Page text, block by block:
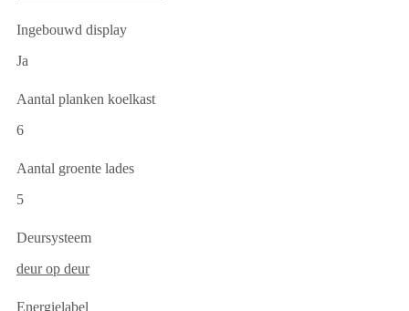
Ingebouwd display
Ja
Aantal planken koelkast
6
Aantal groente lades
5
Deursysteem
deur op deur
Energielabel